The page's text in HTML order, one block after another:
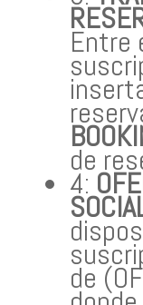
Entre
de
4:
de